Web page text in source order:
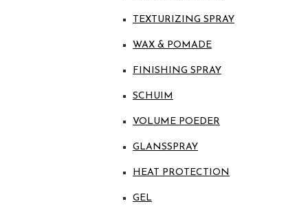
TEXTURIZING SPRAY
WAX & POMADE
FINISHING SPRAY
SCHUIM
VOLUME POEDER
GLANSSPRAY
HEAT PROTECTION
GEL